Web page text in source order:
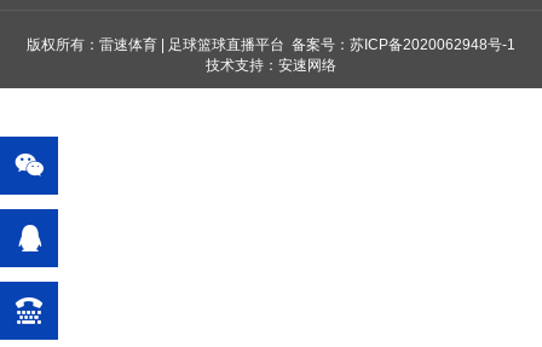
版权所有：雷速体育 | 足球篮球直播平台 备案号： 苏ICP备2020062948号-1
技术支持：安速网络